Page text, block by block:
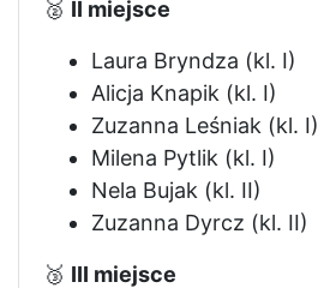
🥈 II miejsce
Laura Bryndza (kl. I)
Alicja Knapik (kl. I)
Zuzanna Leśniak (kl. I)
Milena Pytlik (kl. I)
Nela Bujak (kl. II)
Zuzanna Dyrcz (kl. II)
🥉 III miejsce